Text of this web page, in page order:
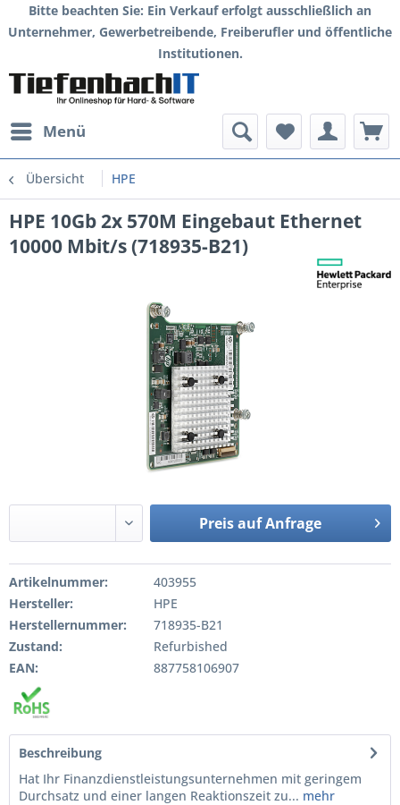
Bitte beachten Sie: Ein Verkauf erfolgt ausschließlich an
Unternehmer, Gewerbetreibende, Freiberufler und öffentliche
Institutionen.
Menü
Übersicht HPE
HPE 10Gb 2x 570M Eingebaut Ethernet
10000 Mbit/s (718935-B21)
Preis auf Anfrage
Artikelnummer:
403955
Hersteller:
HPE
Herstellernummer:
718935-B21
Zustand:
Refurbished
EAN:
887758106907
Beschreibung
Hat Ihr Finanzdienstleistungsunternehmen mit geringem
Durchsatz und einer langen Reaktionszeit zu... mehr